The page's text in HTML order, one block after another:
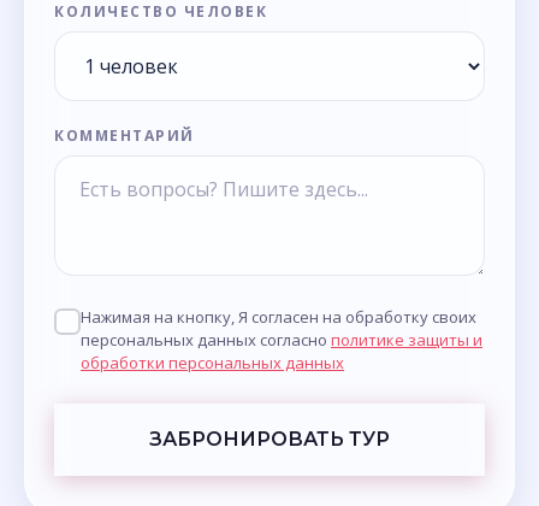
КОЛИЧЕСТВО ЧЕЛОВЕК
КОММЕНТАРИЙ
Нажимая на кнопку, Я согласен на обработку своих
персональных данных согласно политике защиты и
обработки персональных данных
ЗАБРОНИРОВАТЬ ТУР